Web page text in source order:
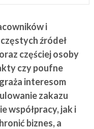
i
źródeł
częściej osoby
czy poufne
interesom
zakazu
współpracy, jak i
biznes, a